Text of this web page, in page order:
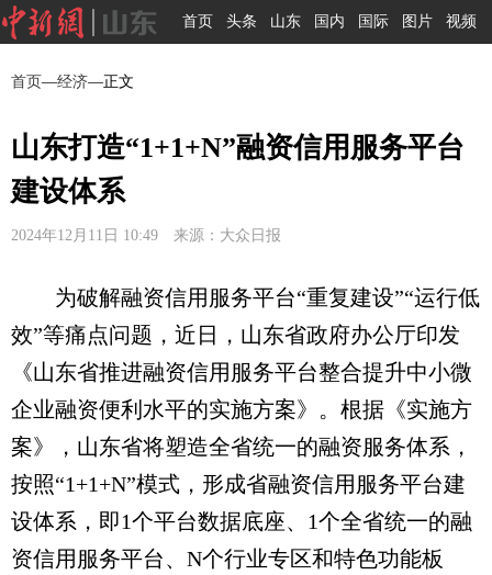
首页 头条 山东 国内 国际 图片 视频
首页—经济—正文
山东打造“1+1+N”融资信用服务平台
建设体系
2024年12月11日 10:49 来源：大众日报
为破解融资信用服务平台“重复建设”“运行低
效”等痛点问题，近日，山东省政府办公厅印发
《山东省推进融资信用服务平台整合提升中小微
企业融资便利水平的实施方案》。根据《实施方
案》，山东省将塑造全省统一的融资服务体系，
按照“1+1+N”模式，形成省融资信用服务平台建
设体系，即1个平台数据底座、1个全省统一的融
资信用服务平台、N个行业专区和特色功能板